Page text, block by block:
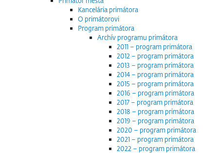
Kancelária primátora
O primátorovi
Program primátora
Archív programu primátora
2011 – program primátora
2012 – program primátora
2013 – program primátora
2014 – program primátora
2015 – program primátora
2016 – program primátora
2017 – program primátora
2018 – program primátora
2019 – program primátora
2020 – program primátora
2021 – program primátora
2022 – program primátora